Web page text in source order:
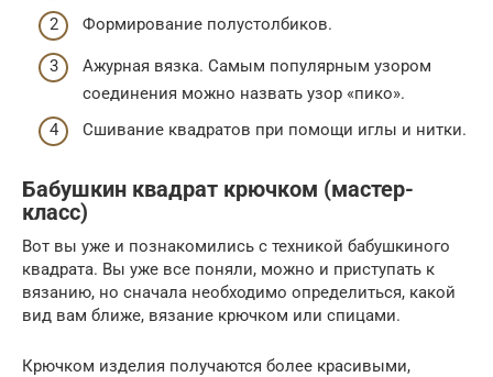
Формирование полустолбиков.
Ажурная вязка. Самым популярным узором
соединения можно назвать узор «пико».
Сшивание квадратов при помощи иглы и нитки.
Бабушкин квадрат крючком (мастер-
класс)
Вот вы уже и познакомились с техникой бабушкиного
квадрата. Вы уже все поняли, можно и приступать к
вязанию, но сначала необходимо определиться, какой
вид вам ближе, вязание крючком или спицами.
Крючком изделия получаются более красивыми,